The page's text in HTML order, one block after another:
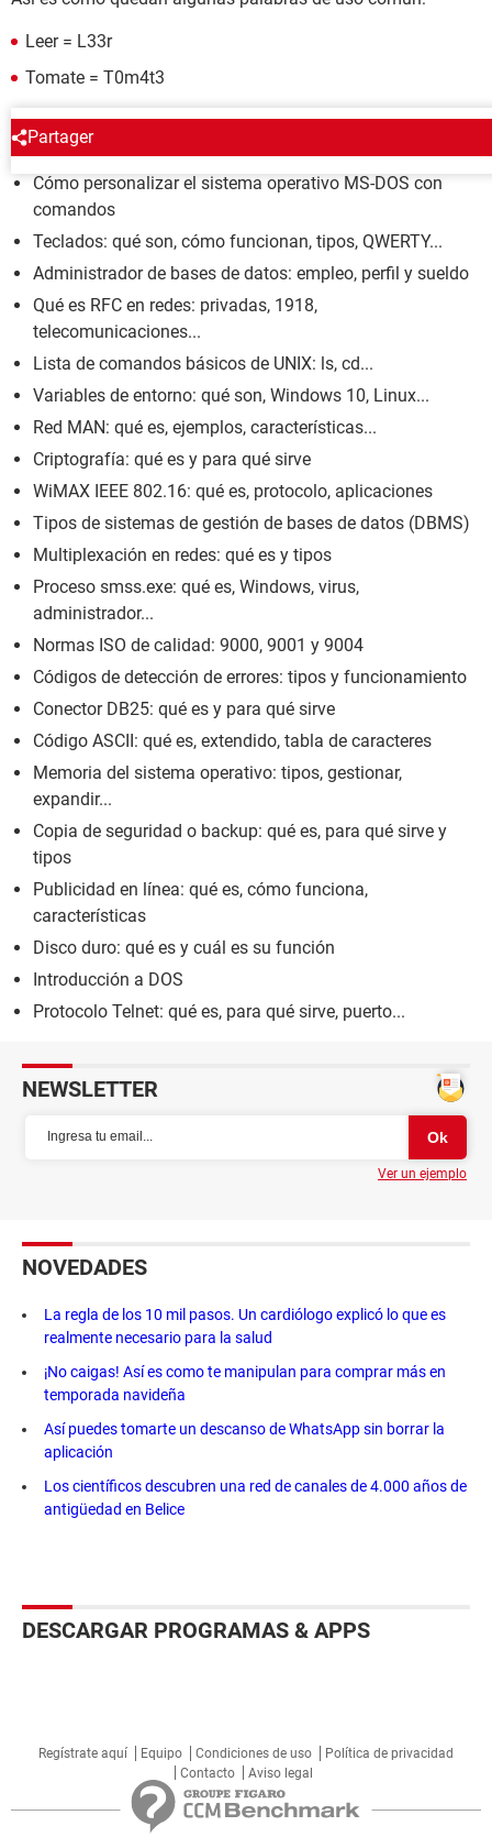
Leer = L33r
Tomate = T0m4t3
Partager
ENCICLOPEDIA
Cómo personalizar el sistema operativo MS-DOS con
comandos
Teclados: qué son, cómo funcionan, tipos, QWERTY...
Administrador de bases de datos: empleo, perfil y sueldo
Qué es RFC en redes: privadas, 1918,
telecomunicaciones...
Lista de comandos básicos de UNIX: ls, cd...
Variables de entorno: qué son, Windows 10, Linux...
Red MAN: qué es, ejemplos, características...
Criptografía: qué es y para qué sirve
WiMAX IEEE 802.16: qué es, protocolo, aplicaciones
Tipos de sistemas de gestión de bases de datos (DBMS)
Multiplexación en redes: qué es y tipos
Proceso smss.exe: qué es, Windows, virus,
administrador...
Normas ISO de calidad: 9000, 9001 y 9004
Códigos de detección de errores: tipos y funcionamiento
Conector DB25: qué es y para qué sirve
Código ASCII: qué es, extendido, tabla de caracteres
Memoria del sistema operativo: tipos, gestionar,
expandir...
Copia de seguridad o backup: qué es, para qué sirve y
tipos
Publicidad en línea: qué es, cómo funciona,
características
Disco duro: qué es y cuál es su función
Introducción a DOS
Protocolo Telnet: qué es, para qué sirve, puerto...
NEWSLETTER
Ver un ejemplo
NOVEDADES
La regla de los 10 mil pasos. Un cardiólogo explicó lo que es
realmente necesario para la salud
¡No caigas! Así es como te manipulan para comprar más en
temporada navideña
Así puedes tomarte un descanso de WhatsApp sin borrar la
aplicación
Los científicos descubren una red de canales de 4.000 años de
antigüedad en Belice
DESCARGAR PROGRAMAS & APPS
Regístrate aquí Equipo Condiciones de uso
Política de privacidad
Contacto
Aviso legal